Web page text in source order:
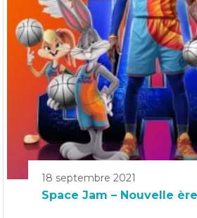
18 septembre 2021
Space Jam – Nouvelle ère